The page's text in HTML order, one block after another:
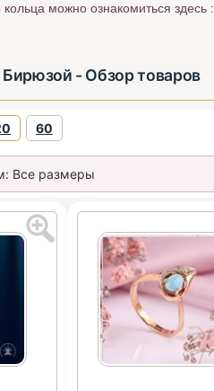
можно ознакомиться здесь :
- Обзор товаров
60